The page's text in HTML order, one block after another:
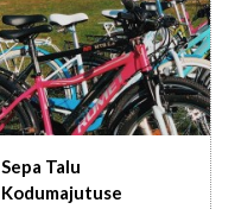
Sepa Talu
Kodumajutuse